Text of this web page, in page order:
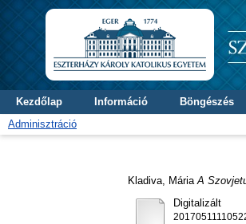
Kezdőlap Információ
Böngészés
Adminisztráció
Kladiva, Mária A
Digitalizált